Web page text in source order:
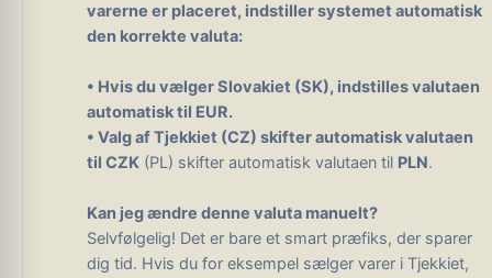
varerne er placeret, indstiller systemet automatisk
den korrekte valuta:
• Hvis du vælgerSlovakiet (SK), indstilles valutaen
automatisk til EUR.
• Valg afTjekkiet (CZ) skifter automatisk valutaen
til CZK (PL) skifter automatisk valutaen til PLN.
Kan jeg ændre denne valuta manuelt?
Selvfølgelig! Det er bare et smart præfiks, der sparer
dig tid. Hvis du for eksempel sælger varer i Tjekkiet,